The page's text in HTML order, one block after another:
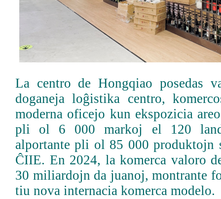
La centro de Hongqiao posedas
doganeja loĝistika centro,
moderna oficejo kun ekspozicia
pli ol 6 000 markoj el 120
alportante pli ol 85 000
ĈIIE. En 2024, la komerca valoro
30 miliardojn da juanoj, montrante
tiu nova internacia komerca modelo.